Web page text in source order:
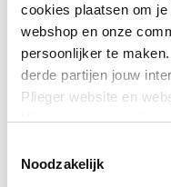
cookies plaatsen om
webshop en onze
persoonlijker te
derde partijen jouw
Plieger website en
Hiermee passen wij
We slaan je
Noodzakelijk
Overloop
Geschikt voor
Geschikt voor
spoelbak
Geschikt voor bad